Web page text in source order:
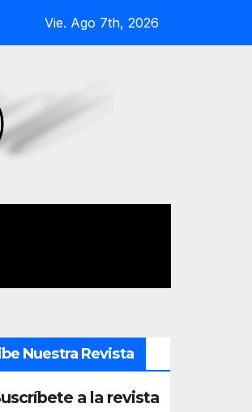
Procesión Náutica de la Amatxu de
Vie. Ago 7th, 2026
Nuestra Revista
a la revista